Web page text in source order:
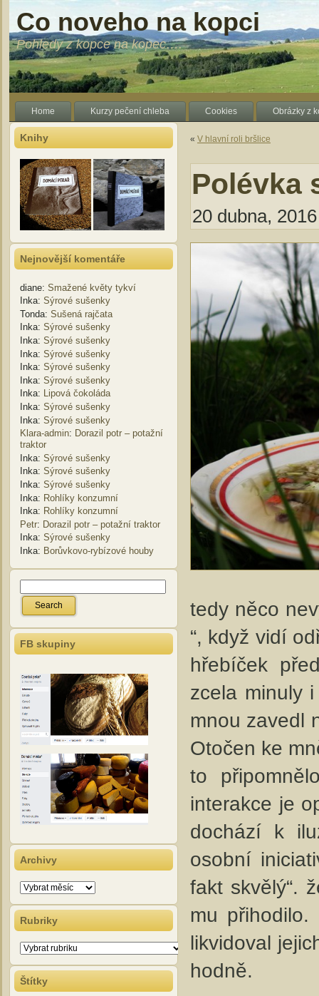
Co noveho na kopci
Pohledy z kopce na kopec….
Home Kurzy pečení chleba Cookies Obrázky z
Knihy
Nejnovější komentáře
diane: Smažené květy tykví
Inka: Sýrové sušenky
Tonda: Sušená rajčata
Inka: Sýrové sušenky
Inka: Sýrové sušenky
Inka: Sýrové sušenky
Inka: Sýrové sušenky
Inka: Sýrové sušenky
Inka: Lipová čokoláda
Inka: Sýrové sušenky
Inka: Sýrové sušenky
Klara-admin: Dorazil potr – potažní
traktor
Inka: Sýrové sušenky
Inka: Sýrové sušenky
Inka: Sýrové sušenky
Inka: Rohlíky konzumní
Inka: Rohlíky konzumní
Petr: Dorazil potr – potažní traktor
Inka: Sýrové sušenky
Inka: Borůvkovo-rybízové houby
FB skupiny
Archivy
Archivy
Rubriky
Rubriky
Štítky
« V hlavní roli bršlice
Polévka
20 dubna,
tedy něco
“, když vidí
hřebíček
zcela minuly
mnou zavedl
Otočen ke
to
interakce je
dochází k
osobní
fakt skvělý“.
mu
likvidoval
hodně.